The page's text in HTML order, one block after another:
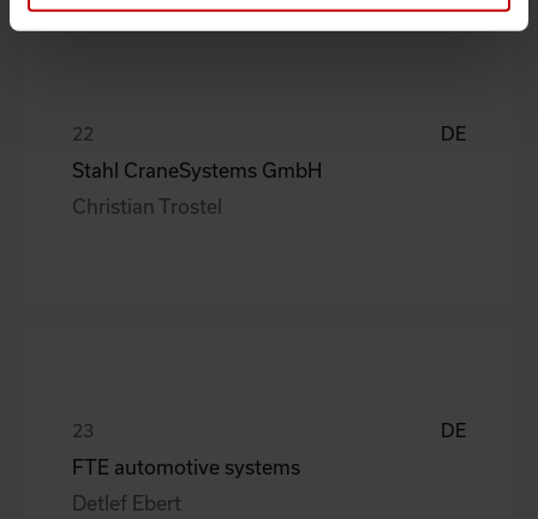
DE
Stahl CraneSystems GmbH
Christian Trostel
DE
FTE automotive systems
Detlef Ebert